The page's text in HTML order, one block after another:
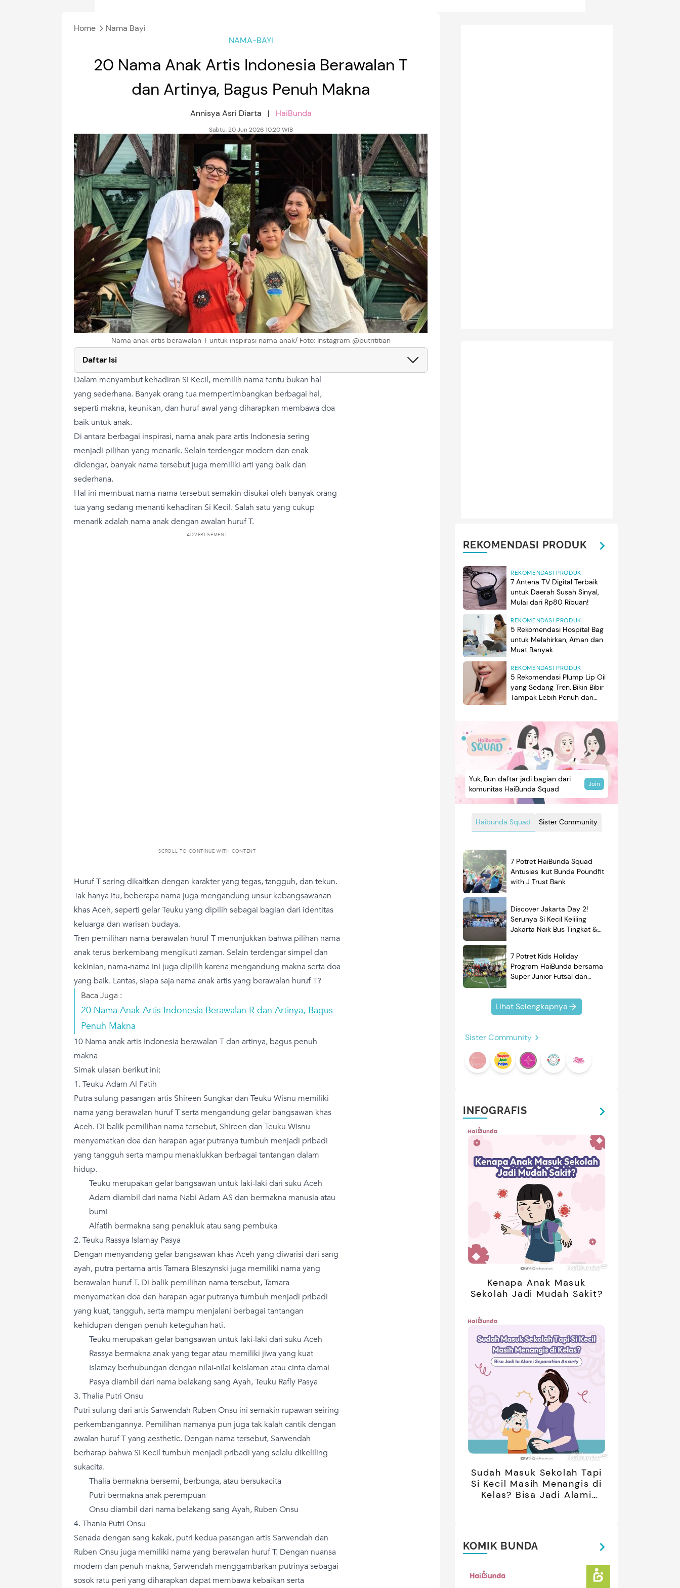
Home
Nama Bayi
NAMA-BAYI
20 Nama Anak Artis Indonesia Berawalan T
dan Artinya, Bagus Penuh Makna
Annisya Asri Diarta | HaiBunda
Sabtu, 20 Jun 2026 10:20 WIB
Nama anak artis berawalan T untuk inspirasi nama anak/ Foto: Instagram @putrititian
Daftar Isi
Dalam menyambut kehadiran Si Kecil, memilih nama tentu bukan hal
yang sederhana. Banyak orang tua mempertimbangkan berbagai hal,
seperti makna, keunikan, dan huruf awal yang diharapkan membawa doa
baik untuk anak.
Di antara berbagai inspirasi, nama anak para artis Indonesia sering
menjadi pilihan yang menarik. Selain terdengar modern dan enak
didengar, banyak nama tersebut juga memiliki arti yang baik dan
sederhana.
Hal ini membuat nama-nama tersebut semakin disukai oleh banyak orang
tua yang sedang menanti kehadiran Si Kecil. Salah satu yang cukup
menarik adalah nama anak dengan awalan huruf T.
ADVERTISEMENT
SCROLL TO CONTINUE WITH CONTENT
Huruf T sering dikaitkan dengan karakter yang tegas, tangguh, dan tekun.
Tak hanya itu, beberapa nama juga mengandung unsur kebangsawanan
khas Aceh, seperti gelar Teuku yang dipilih sebagai bagian dari identitas
keluarga dan warisan budaya.
Tren pemilihan nama berawalan huruf T menunjukkan bahwa pilihan nama
anak terus berkembang mengikuti zaman. Selain terdengar simpel dan
kekinian, nama-nama ini juga dipilih karena mengandung makna serta doa
yang baik. Lantas, siapa saja nama anak artis yang berawalan huruf T?
Baca Juga :
20 Nama Anak Artis Indonesia Berawalan R dan Artinya, Bagus
Penuh Makna
10 Nama anak artis Indonesia berawalan T dan artinya, bagus penuh
makna
Simak ulasan berikut ini:
1. Teuku Adam Al Fatih
Putra sulung pasangan artis Shireen Sungkar dan Teuku Wisnu memiliki
nama yang berawalan huruf T serta mengandung gelar bangsawan khas
Aceh. Di balik pemilihan nama tersebut, Shireen dan Teuku Wisnu
menyematkan doa dan harapan agar putranya tumbuh menjadi pribadi
yang tangguh serta mampu menaklukkan berbagai tantangan dalam
hidup.
Teuku merupakan gelar bangsawan untuk laki-laki dari suku Aceh
Adam diambil dari nama Nabi Adam AS dan bermakna manusia atau
bumi
Alfatih bermakna sang penakluk atau sang pembuka
2. Teuku Rassya Islamay Pasya
Dengan menyandang gelar bangsawan khas Aceh yang diwarisi dari sang
ayah, putra pertama artis Tamara Bleszynski juga memiliki nama yang
berawalan huruf T. Di balik pemilihan nama tersebut, Tamara
menyematkan doa dan harapan agar putranya tumbuh menjadi pribadi
yang kuat, tangguh, serta mampu menjalani berbagai tantangan
kehidupan dengan penuh keteguhan hati.
Teuku merupakan gelar bangsawan untuk laki-laki dari suku Aceh
Rassya bermakna anak yang tegar atau memiliki jiwa yang kuat
Islamay berhubungan dengan nilai-nilai keislaman atau cinta damai
Pasya diambil dari nama belakang sang Ayah, Teuku Rafly Pasya
3. Thalia Putri Onsu
Putri sulung dari artis Sarwendah Ruben Onsu ini semakin rupawan seiring
perkembangannya. Pemilihan namanya pun juga tak kalah cantik dengan
awalan huruf T yang aesthetic. Dengan nama tersebut, Sarwendah
berharap bahwa Si Kecil tumbuh menjadi pribadi yang selalu dikeliling
sukacita.
Thalia bermakna bersemi, berbunga, atau bersukacita
Putri bermakna anak perempuan
Onsu diambil dari nama belakang sang Ayah, Ruben Onsu
4. Thania Putri Onsu
Senada dengan sang kakak, putri kedua pasangan artis Sarwendah dan
Ruben Onsu juga memiliki nama yang berawalan huruf T. Dengan nuansa
modern dan penuh makna, Sarwendah menggambarkan putrinya sebagai
sosok ratu peri yang diharapkan dapat membawa kebaikan serta
REKOMENDASI PRODUK
REKOMENDASI PRODUK
7 Antena TV Digital Terbaik
untuk Daerah Susah Sinyal,
Mulai dari Rp80 Ribuan!
REKOMENDASI PRODUK
5 Rekomendasi Hospital Bag
untuk Melahirkan, Aman dan
Muat Banyak
REKOMENDASI PRODUK
5 Rekomendasi Plump Lip Oil
yang Sedang Tren, Bikin Bibir
Tampak Lebih Penuh dan
Haibunda Squad Sister Community
Yuk, Bun daftar jadi bagian dari
komunitas HaiBunda Squad
Join
7 Potret HaiBunda Squad
Antusias Ikut Bunda Poundfit
with J Trust Bank
Discover Jakarta Day 2!
Serunya Si Kecil Keliling
Jakarta Naik Bus Tingkat &
7 Potret Kids Holiday
Program HaiBunda bersama
Super Junior Futsal dan
Kompak Banget!
Lihat Selengkapnya
Sister Community
INFOGRAFIS
Kenapa Anak Masuk
Sekolah Jadi Mudah Sakit?
Sudah Masuk Sekolah Tapi
Si Kecil Masih Menangis di
Kelas? Bisa Jadi Alami
KOMIK BUNDA